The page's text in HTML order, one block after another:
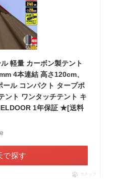
軽量 カーボン製テント
4本連結 高さ120cm、
ル コンパクト タープポ
ント ワンタッチテント キ
1年保証 ★[送料
で探す
ポチップ